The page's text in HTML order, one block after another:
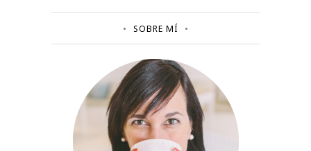
SOBRE MÍ